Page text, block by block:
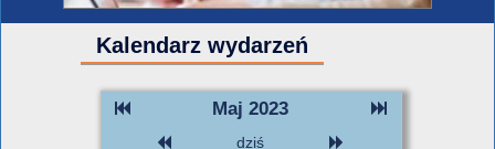
Kalendarz wydarzeń
Maj 2023
dziś